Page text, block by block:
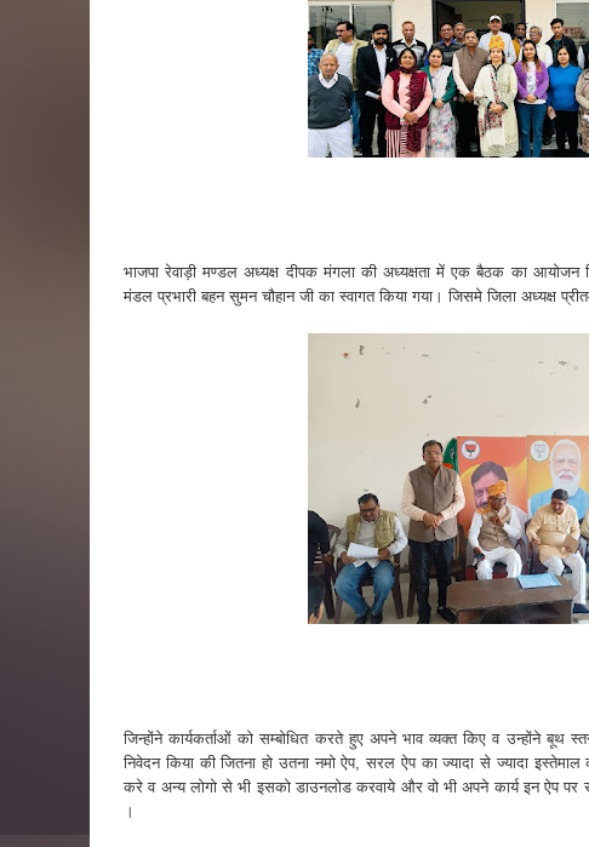
भाजपा रेवाड़ी मण्डल अध्यक्ष दीपक मंगला की अध्यक्षता में एक बैठक का
मंडल प्रभारी बहन सुमन चौहान जी का स्वागत किया गया। जिसमे जिला अध्यक्ष
जिन्होंने कार्यकर्ताओं को सम्बोधित करते हुए अपने भाव व्यक्त किए व उन्होंने बूथ
निवेदन किया की जितना हो उतना नमो ऐप, सरल ऐप का ज्यादा से ज्यादा
करे व अन्य लोगो से भी इसको डाउनलोड करवाये और वो भी अपने कार्य इन ऐप
।